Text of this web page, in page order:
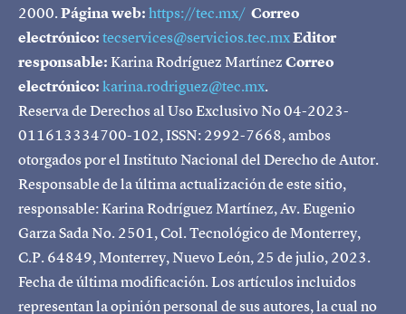
2000.Página web:https://tec.mx/ Correo
electrónico:tecservices@servicios.tec.mxEditor
responsable:Karina Rodríguez MartínezCorreo
electrónico:karina.rodriguez@tec.mx.
Reserva de Derechos al Uso Exclusivo No 04-2023-
011613334700-102, ISSN: 2992-7668, ambos
otorgados por el Instituto Nacional del Derecho de Autor.
Responsable de la última actualización de este sitio,
responsable: Karina Rodríguez Martínez, Av. Eugenio
Garza Sada No. 2501, Col. Tecnológico de Monterrey,
C.P. 64849, Monterrey, Nuevo León, 25 de julio, 2023.
Fecha de última modificación. Los artículos incluidos
representan la opinión personal de sus autores, la cual no